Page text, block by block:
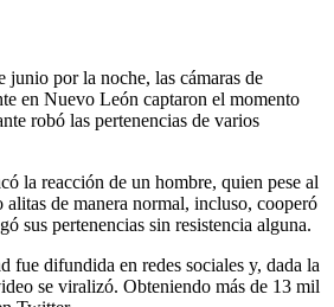
junio por la noche, las cámaras de
en Nuevo León captaron el momento
robó las pertenencias de varios
la reacción de un hombre, quien pese al
de manera normal, incluso, cooperó
sus pertenencias sin resistencia alguna.
fue difundida en redes sociales y, dada la
se viralizó. Obteniendo más de 13 mil